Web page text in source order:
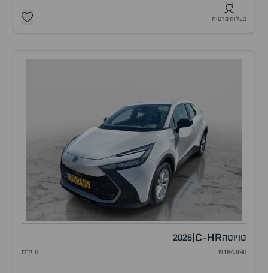
בעלות פרטית
טויוטה C-HR
2026
₪164,990 0 ק"מ